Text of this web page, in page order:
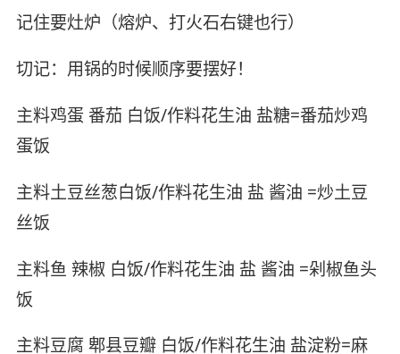
记住要灶炉（熔炉、打火石右键也行）
切记：用锅的时候顺序要摆好！
主料鸡蛋 番茄 白饭/作料花生油 盐糖=番茄炒鸡
蛋饭
主料土豆丝葱白饭/作料花生油 盐 酱油 =炒土豆
丝饭
主料鱼 辣椒 白饭/作料花生油 盐 酱油 =剁椒鱼头
饭
主料豆腐 郫县豆瓣 白饭/作料花生油 盐淀粉=麻